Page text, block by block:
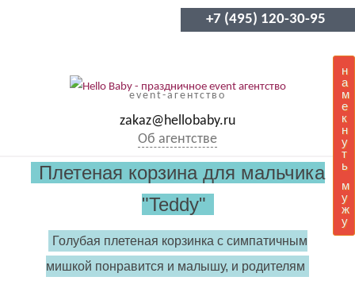
+7 (495) 120-30-95
event-агентство
zakaz@hellobaby.ru
Об агентстве
н
а
м
е
к
н
у
т
ь
м
у
ж
у
Плетеная корзина для мальчика
"Teddy"
Голубая плетеная корзинка с симпатичным
мишкой понравится и малышу, и родителям